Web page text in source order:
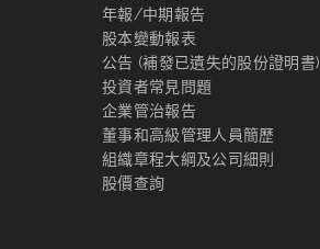
年報/中期報告
股本變動報表
公告 (補發已遺失的股份證明書)
投資者常見問題
企業管治報告
董事和高級管理人員簡歷
組織章程大綱及公司細則
股價查詢